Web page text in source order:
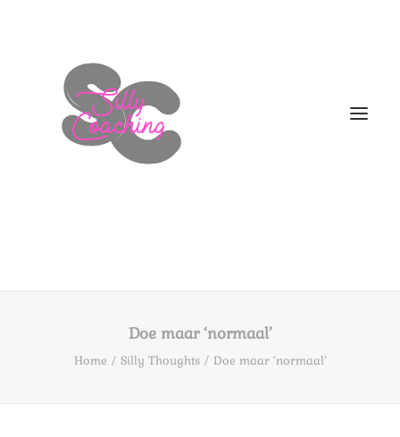
HOE NU VERDER
Doe maar ‘normaal’
Home Silly Thoughts Doe maar ‘normaal’